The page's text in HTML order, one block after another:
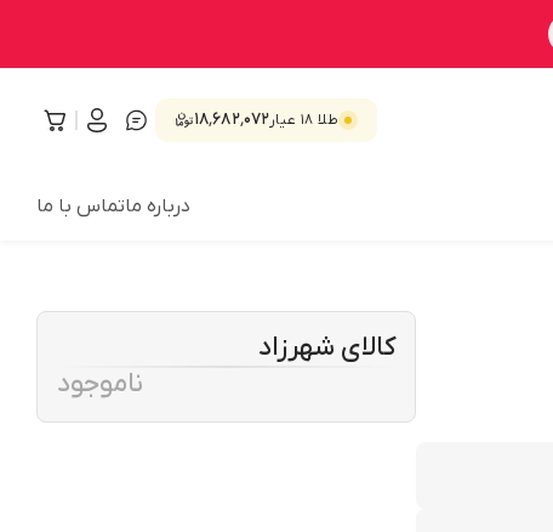
طلا ۱۸ عیار ۱۸٬۶۸۲٬۰۷۲
درباره ماتماس با ما
کالای شهرزاد
ناموجود